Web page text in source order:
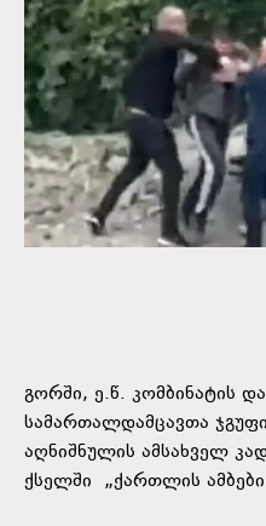
გორში, ე.წ. კომბინატის
სამართალდამცავთა
აღნიშნულის ამსახველ
ქსელში „ქართლის